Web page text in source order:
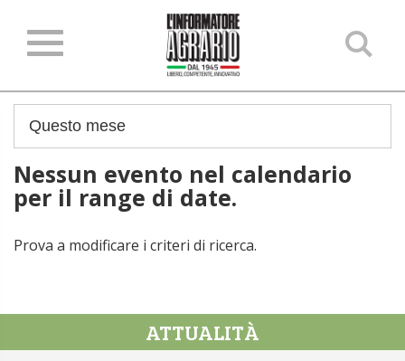
Nessun evento nel calendario
per il range di date.
Prova a modificare i criteri di ricerca.
ATTUALITÀ